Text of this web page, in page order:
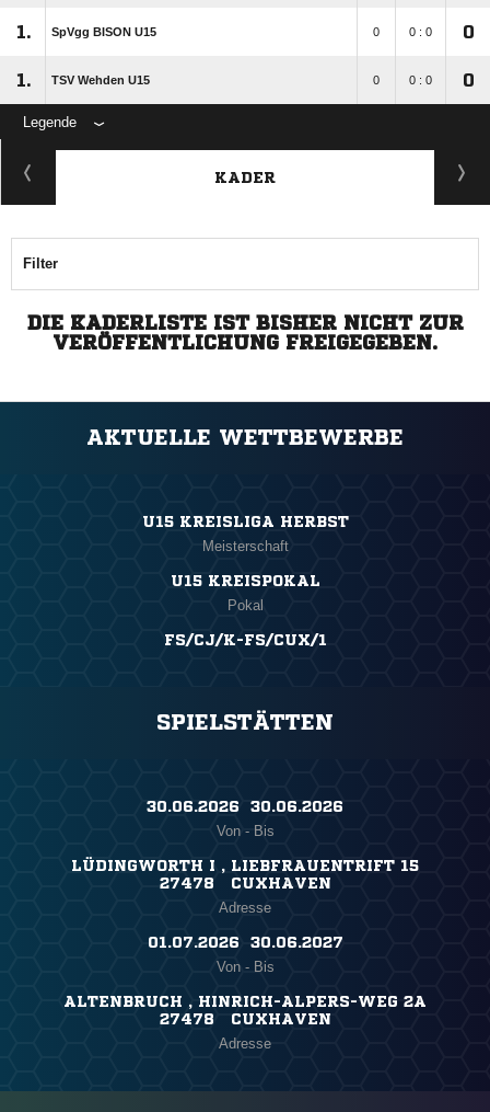
1. SpVgg BISON U15 0 0 : 0 0
1. TSV Wehden U15 0 0 : 0 0
Legende
KADER
Filter
DIE KADERLISTE IST BISHER NICHT ZUR
VERÖFFENTLICHUNG FREIGEGEBEN.
AKTUELLE WETTBEWERBE
U15 KREISLIGA HERBST
Meisterschaft
U15 KREISPOKAL
Pokal
FS/CJ/K-FS/CUX/1
SPIELSTÄTTEN
30.06.2026 ​ 30.06.2026
Von - Bis
LÜDINGWORTH I , LIEBFRAUENTRIFT 15
27478 CUXHAVEN
Adresse
01.07.2026 ​ 30.06.2027
Von - Bis
ALTENBRUCH , HINRICH-ALPERS-WEG 2A
27478 CUXHAVEN
Adresse